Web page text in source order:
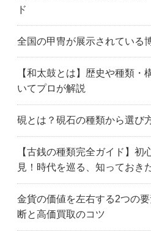
ド
全国の甲冑が展示されている
【和太鼓とは】歴史や種類・
いてプロが解説
硯とは？硯石の種類から選び
【古銭の種類完全ガイド】初
見！時代を巡る、知っておき
金貨の価値を左右する2つの
断と高価買取のコツ